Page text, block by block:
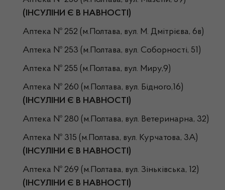
(ІНСУЛІНИ Є В НАВНОСТІ)
Аптека № 252 (м.Полтава, вул. М. Дмітрієва, 6в)
Аптека № 253 (м.Полтава, вул. Соборності, 51)
Аптека № 255 (м.Полтава, вул. Миру,9)
Аптека № 260 (м.Полтава, вул. Бідного,16)
(ІНСУЛІНИ Є В НАВНОСТІ)
Аптека № 280 (м.Полтава, вул. Ветеринарна, 32)
Аптека № 315 (м.Полтава, вул. Курчатова, 3А)
(ІНСУЛІНИ Є В НАВНОСТІ)
Аптека № 269 (м.Полтава, вул. Зіньківська, 12)
(ІНСУЛІНИ Є В НАВНОСТІ)